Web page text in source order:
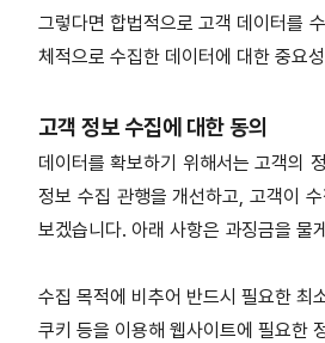
그렇다면 합법적으로 고객 데이터를
체적으로 수집한 데이터에 대한 중요
고객 정보 수집에 대한 동의
데이터를 확보하기 위해서는 고객의
정보 수집 관행을 개선하고, 고객이
보겠습니다. 아래 사항은 과징금을 물
수집 목적에 비추어 반드시 필요한 최
쿠키 등을 이용해 웹사이트에 필요한